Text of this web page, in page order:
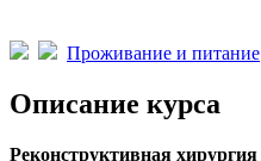
Проживание и питание
Описание курса
Реконструктивная хирургия